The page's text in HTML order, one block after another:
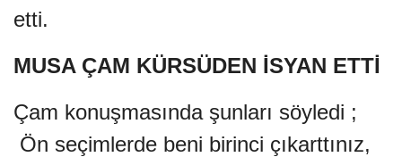
etti.
MUSA ÇAM KÜRSÜDEN İSYAN ETTİ
Çam konuşmasında şunları söyledi ;
Ön seçimlerde beni birinci çıkarttınız,